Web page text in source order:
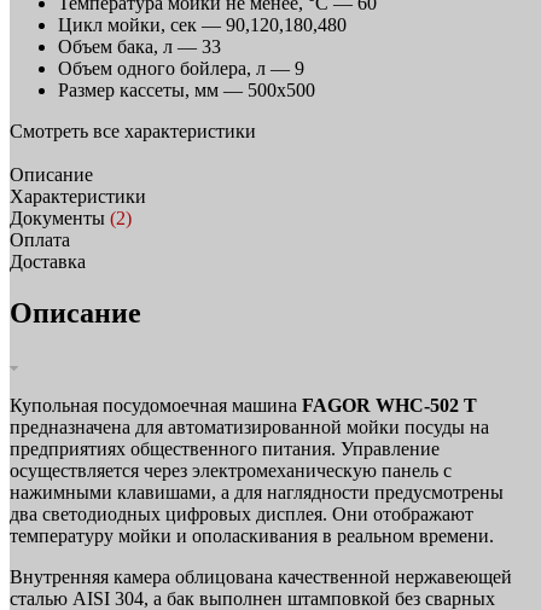
Цикл мойки, сек — 90,120,180,480
Объем бака, л — 33
Объем одного бойлера, л — 9
Размер кассеты, мм — 500х500
Смотреть все характеристики
Описание
Характеристики
Документы (2)
Оплата
Доставка
Описание
Купольная посудомоечная машина FAGOR WHC-502 T
предназначена для автоматизированной мойки посуды на
предприятиях общественного питания. Управление
осуществляется через электромеханическую панель с
нажимными клавишами, а для наглядности предусмотрены
два светодиодных цифровых дисплея. Они отображают
температуру мойки и ополаскивания в реальном времени.
Внутренняя камера облицована качественной нержавеющей
сталью AISI 304, а бак выполнен штамповкой без сварных